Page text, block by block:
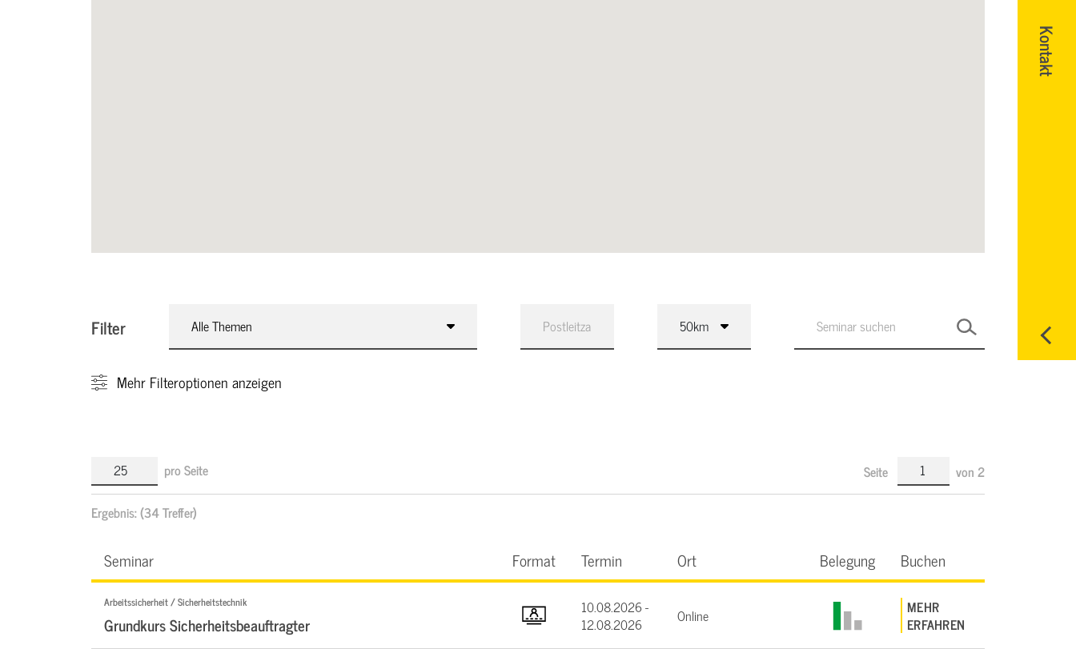
Kontakt
Filter Alle Themen
Mehr Filteroptionen anzeigen
pro Seite Seite von2
Ergebnis:(34 Treffer)
Seminar Format Termin Ort Belegung Buchen
Arbeitssicherheit / Sicherheitstechnik
Grundkurs Sicherheitsbeauftragter
10.08.2026 -
12.08.2026
Online
MEHR
ERFAHREN